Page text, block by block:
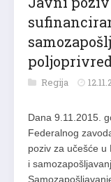
Regija
Dana 9.11.2015.
Federalnog
poziv za učešće u
i